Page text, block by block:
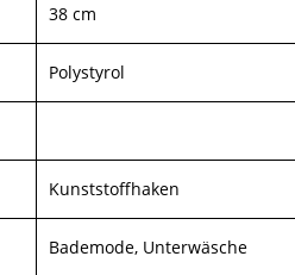
38 cm
Polystyrol
Kunststoffhaken
Bademode, Unterwäsche